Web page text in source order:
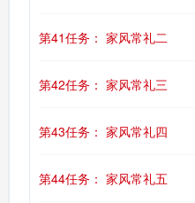
第41任务： 家风常礼二
第42任务： 家风常礼三
第43任务： 家风常礼四
第44任务： 家风常礼五